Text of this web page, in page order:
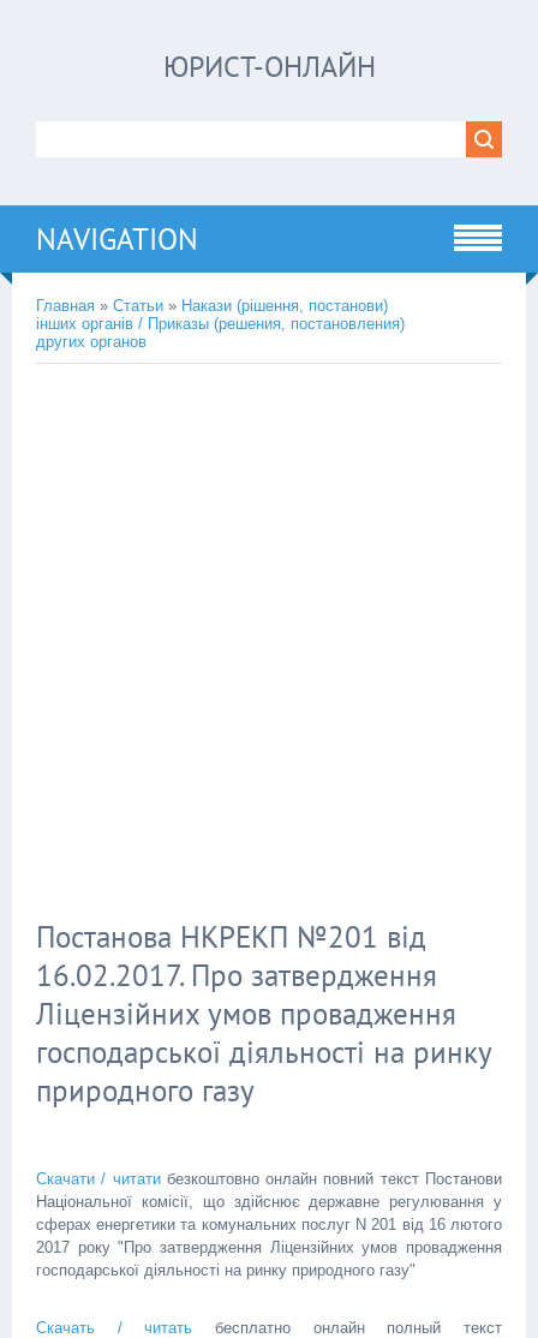
ЮРИСТ-ОНЛАЙН
NAVIGATION
Главная » Статьи » Накази (рішення, постанови)
інших органів / Приказы (решения, постановления)
других органов
Постанова НКРЕКП №201 від
16.02.2017. Про затвердження
Ліцензійних умов провадження
господарської діяльності на ринку
природного газу
Скачати / читатибезкоштовно онлайн повний текст Постанови
Національної комісії, що здійснює державне регулювання у
сферах енергетики та комунальних послуг N 201 від 16 лютого
2017 року "Про затвердження Ліцензійних умов провадження
господарської діяльності на ринку природного газу"
Скачать / читать бесплатно онлайн полный текст